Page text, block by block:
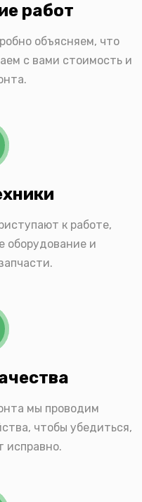
работ
объясняем, что
с вами стоимость и
к работе,
оборудование и
мы проводим
чтобы убедиться,
исправно.